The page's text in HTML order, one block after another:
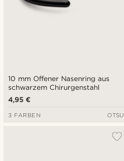
10 mm Offener Nasenring aus
schwarzem Chirurgenstahl
4,95 €
3 FARBEN OTSU